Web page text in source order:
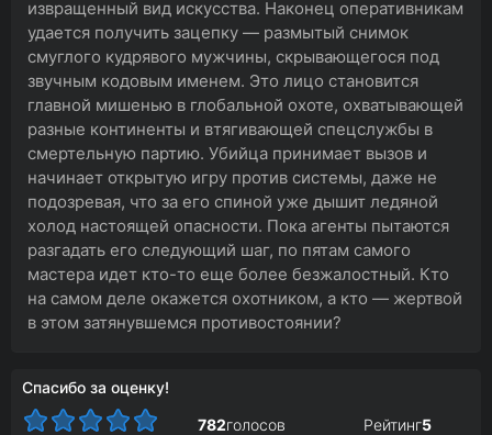
извращенный вид искусства. Наконец оперативникам
удается получить зацепку — размытый снимок
смуглого кудрявого мужчины, скрывающегося под
звучным кодовым именем. Это лицо становится
главной мишенью в глобальной охоте, охватывающей
разные континенты и втягивающей спецслужбы в
смертельную партию. Убийца принимает вызов и
начинает открытую игру против системы, даже не
подозревая, что за его спиной уже дышит ледяной
холод настоящей опасности. Пока агенты пытаются
разгадать его следующий шаг, по пятам самого
мастера идет кто-то еще более безжалостный. Кто
на самом деле окажется охотником, а кто — жертвой
в этом затянувшемся противостоянии?
Спасибо за оценку!
782голосов Рейтинг5